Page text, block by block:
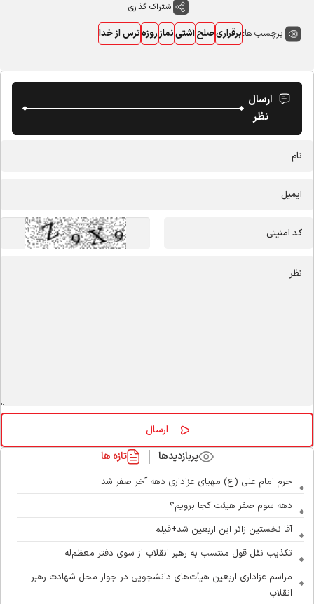
اشتراک گذاری
برچسب ها:برقراریصلحآشتینمازروزهترس از خدا
ارسال
نظر
پربازدیدها تازه ها
حرم امام علی (ع) مهیای عزاداری دهه آخر صفر شد
دهه سوم صفر هیئت کجا برویم؟
آقا نخستین زائر این اربعین شد+فیلم
تکذیب نقل قول منتسب به رهبر انقلاب از سوی دفتر معظم‌له
مراسم عزاداری اربعین هیأت‌های دانشجویی در جوار محل شهادت رهبر
انقلاب